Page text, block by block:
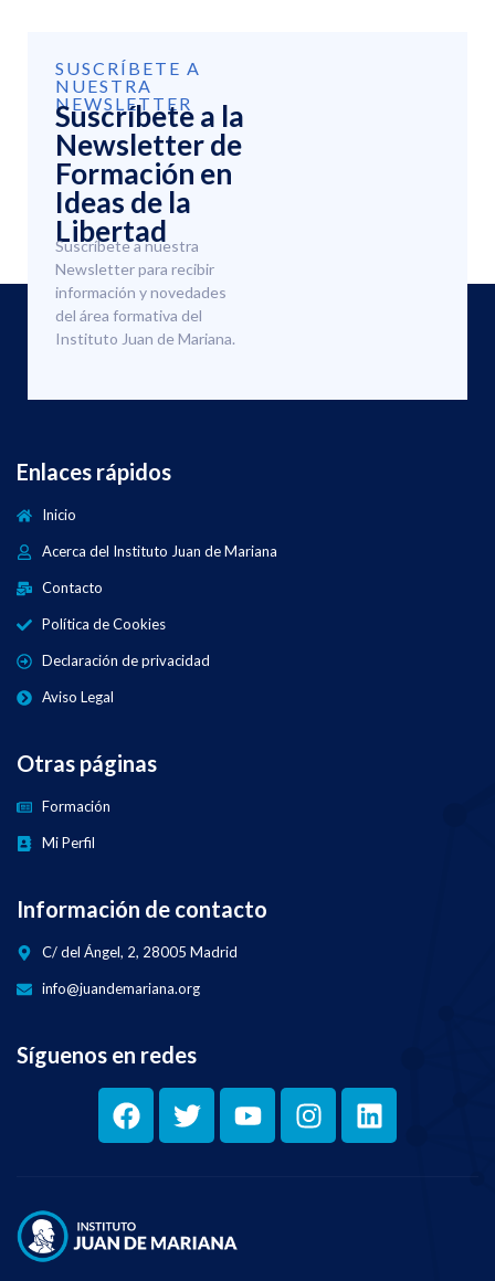
SUSCRÍBETE A
NUESTRA
NEWSLETTER
Suscríbete a la
Newsletter de
Formación en
Ideas de la
Libertad
Suscríbete a nuestra
Newsletter para recibir
información y novedades
del área formativa del
Instituto Juan de Mariana.
Enlaces rápidos
Inicio
Acerca del Instituto Juan de Mariana
Contacto
Política de Cookies
Declaración de privacidad
Aviso Legal
Otras páginas
Formación
Mi Perfil
Información de contacto
C/ del Ángel, 2, 28005 Madrid
info@juandemariana.org
Síguenos en redes